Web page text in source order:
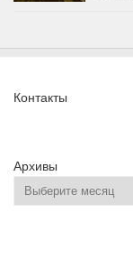
Контакты
Архивы